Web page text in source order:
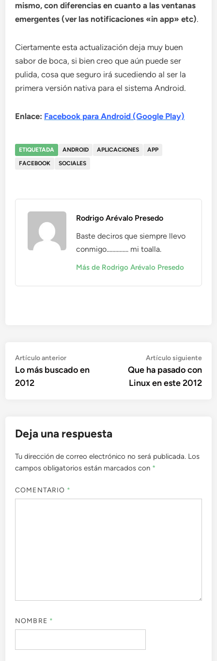
mismo, con diferencias en cuanto a las ventanas
emergentes (ver las notificaciones «in app» etc).
Ciertamente esta actualización deja muy buen
sabor de boca, si bien creo que aún puede ser
pulida, cosa que seguro irá sucediendo al ser la
primera versión nativa para el sistema Android.
Enlace: Facebook para Android (Google Play)
ETIQUETADA ANDROID APLICACIONES
APP
FACEBOOK
SOCIALES
Rodrigo Arévalo Presedo
Baste deciros que siempre llevo
conmigo............... mi toalla.
Más de Rodrigo Arévalo Presedo
Navegación
de
entradas
Artículo anteriorArtículo
anterior:
Lo más buscado en
2012
Artículo siguiente
Que ha pasado con
Linux en este 2012
Deja una respuesta
Tu dirección de correo electrónico no será publicada. Los
campos obligatorios están marcados con *
COMENTARIO *
NOMBRE *